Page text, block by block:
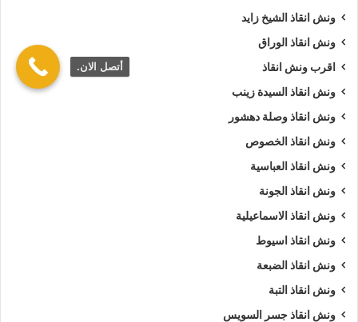
ونش انقاذ الشيخ زايد
ونش انقاذ الوراق
اقرب ونش انقاذ
ونش انقاذ السيدة زينب
ونش انقاذ وصلة دهشور
ونش انقاذ الخصوص
ونش انقاذ العباسية
ونش انقاذ الجونة
ونش انقاذ الاسماعيلية
ونش انقاذ اسيوط
ونش انقاذ الضبعة
ونش انقاذ التبة
ونش انقاذ جسر السويس
أتصل الان.